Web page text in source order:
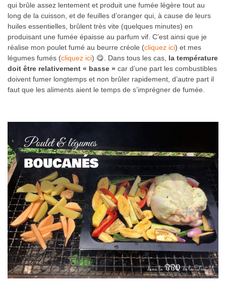
qui brûle assez lentement et produit une fumée légère tout au
long de la cuisson, et de feuilles d’oranger qui, à cause de leurs
huiles essentielles, brûlent très vite (quelques minutes) en
produisant une fumée épaisse au parfum vif. C’est ainsi que je
réalise mon poulet fumé au beurre créole (cliquez ici) et mes
légumes fumés (cliquez ici) 😋. Dans tous les cas, la température
doit être relativement « basse » car d’une part les combustibles
doivent fumer longtemps et non brûler rapidement, d’autre part il
faut que les aliments aient le temps de s’imprégner de fumée.